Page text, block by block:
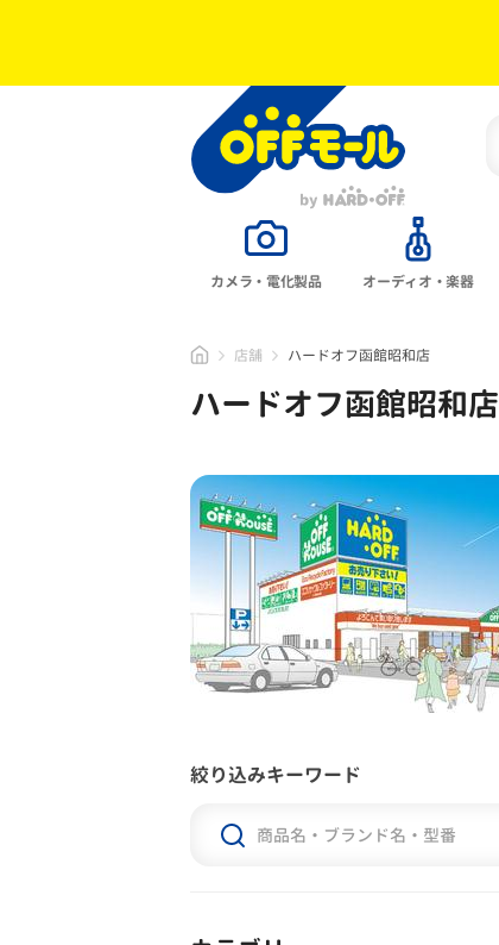
カメラ・電化製品 オーディオ・楽器
店舗 ハードオフ函館昭和店
ハードオフ函館昭和店
絞り込みキーワード